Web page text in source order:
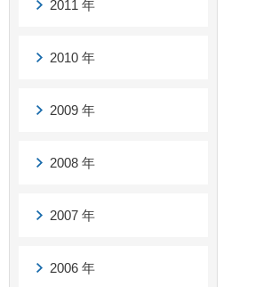
2011 年
2010 年
2009 年
2008 年
2007 年
2006 年